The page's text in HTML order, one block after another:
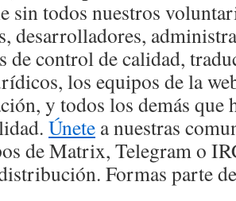
sin todos nuestros
desarrolladores,
de control de calidad,
los equipos de la
y todos los demás que
Únete a nuestras
de Matrix, Telegram o
Formas parte